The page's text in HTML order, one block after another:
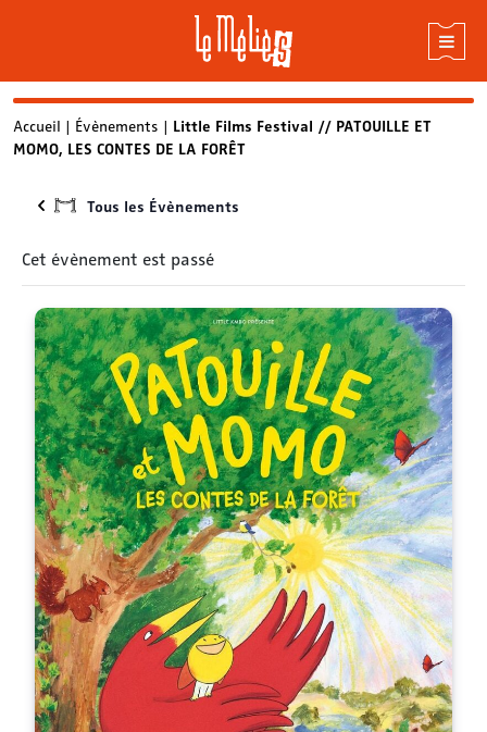
Skip
to
Accueil | Évènements | Little Films Festival // PATOUILLE ET
MOMO, LES CONTES DE LA FORÊT
Tous les Évènements
Cet évènement est passé